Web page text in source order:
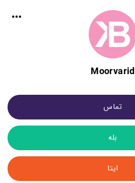
Moorvarid
تماس
بله
ایتا